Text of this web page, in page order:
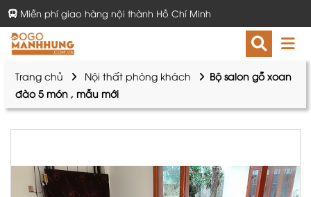
Miễn phí giao hàng nội thành Hồ Chí Minh
Trang chủ Nội thất phòng khách
Bộ salon gỗ xoan
đào 5 món , mẫu mới